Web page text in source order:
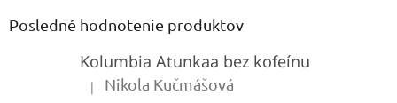
Posledné hodnotenie produktov
Kolumbia Atunkaa bez kofeínu
Hodnotenie produktu je 5 z 5 hviezdičiek.
| Nikola Kučmášová